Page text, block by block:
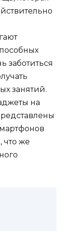
заботиться
занятий.
на
что же